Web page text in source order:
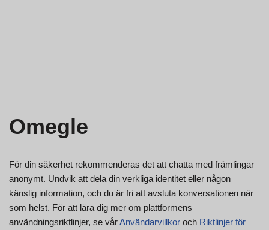
Omegle
För din säkerhet rekommenderas det att chatta med främlingar
anonymt. Undvik att dela din verkliga identitet eller någon
känslig information, och du är fri att avsluta konversationen när
som helst. För att lära dig mer om plattformens
användningsriktlinjer, se vårAnvändarvillkor och Riktlinjer för